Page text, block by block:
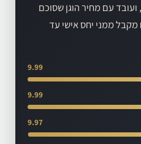
עם מחיר הוגן שסוכם
ממני יחס אישי עד
9.99
9.99
9.97